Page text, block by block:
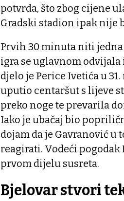
potvrda, što zbog cijene
Gradski stadion ipak nije
Prvih 30 minuta niti
igra se uglavnom odvijala
djelo je Perice Ivetića u
uputio centaršut s lijeve
preko noge te prevarila
Iako je ubačaj bio
dojam da je Gavranović u
reagirati. Vodeći
prvom dijelu susreta.
Bjelovar stvori